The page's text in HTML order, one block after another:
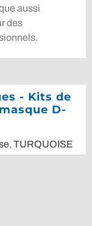
aussi
des
- Kits de
D-
, TURQUOISE